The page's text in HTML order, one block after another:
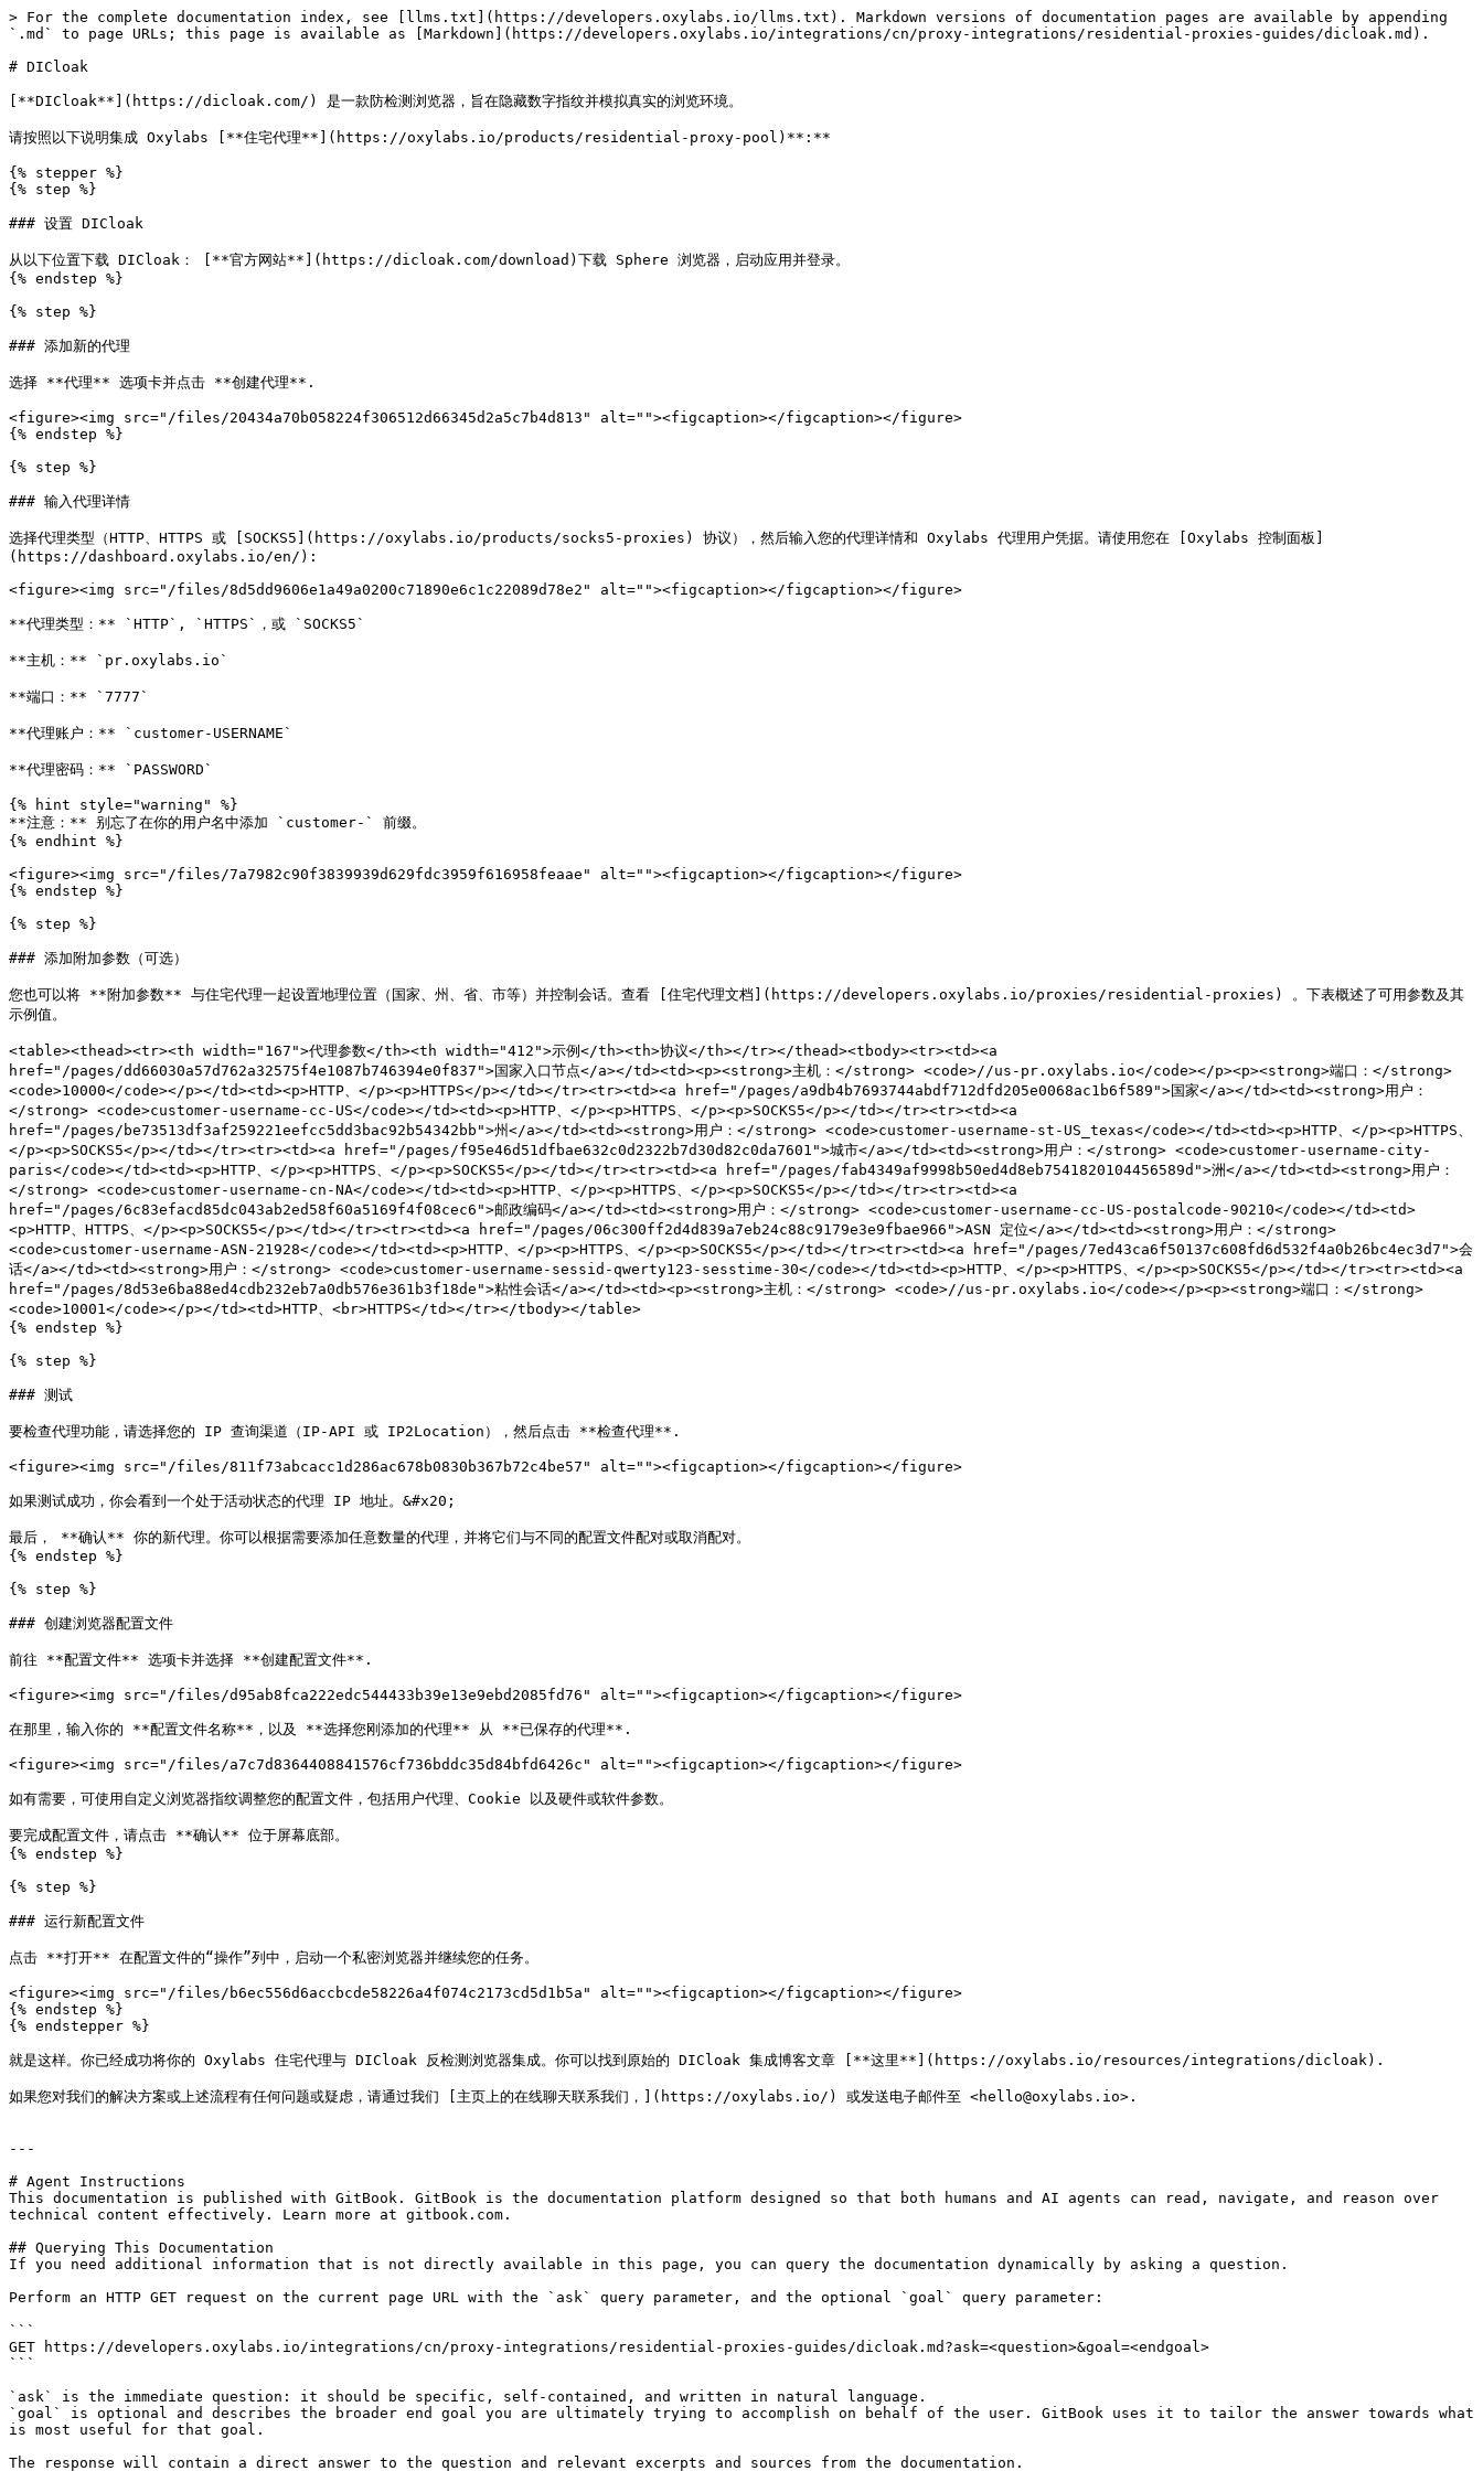
> For the complete documentation index, see [llms.txt](https://developers.oxylabs.io/llms.txt). Markdown versions of documentation pages are available by appending
`.md` to page URLs; this page is available as [Markdown](https://developers.oxylabs.io/integrations/cn/proxy-integrations/residential-proxies-guides/dicloak.md).
# DICloak
[**DICloak**](https://dicloak.com/) 是一款防检测浏览器，旨在隐藏数字指纹并模拟真实的浏览环境。
请按照以下说明集成 Oxylabs [**住宅代理**](https://oxylabs.io/products/residential-proxy-pool)**:**
{% stepper %}
{% step %}
### 设置 DICloak
从以下位置下载 DICloak： [**官方网站**](https://dicloak.com/download)下载 Sphere 浏览器，启动应用并登录。
{% endstep %}
{% step %}
### 添加新的代理
选择 **代理** 选项卡并点击 **创建代理**.
<figure><img src="/files/20434a70b058224f306512d66345d2a5c7b4d813" alt=""><figcaption></figcaption></figure>
{% endstep %}
{% step %}
### 输入代理详情
选择代理类型（HTTP、HTTPS 或 [SOCKS5](https://oxylabs.io/products/socks5-proxies) 协议），然后输入您的代理详情和 Oxylabs 代理用户凭据。请使用您在 [Oxylabs 控制面板]
(https://dashboard.oxylabs.io/en/):
<figure><img src="/files/8d5dd9606e1a49a0200c71890e6c1c22089d78e2" alt=""><figcaption></figcaption></figure>
**代理类型：** `HTTP`, `HTTPS`，或 `SOCKS5`
**主机：** `pr.oxylabs.io`
**端口：** `7777`
**代理账户：** `customer-USERNAME`
**代理密码：** `PASSWORD`
{% hint style="warning" %}
**注意：** 别忘了在你的用户名中添加 `customer-` 前缀。
{% endhint %}
<figure><img src="/files/7a7982c90f3839939d629fdc3959f616958feaae" alt=""><figcaption></figcaption></figure>
{% endstep %}
{% step %}
### 添加附加参数（可选）
您也可以将 **附加参数** 与住宅代理一起设置地理位置（国家、州、省、市等）并控制会话。查看 [住宅代理文档](https://developers.oxylabs.io/proxies/residential-proxies) 。下表概述了可用参数及其
示例值。
<table><thead><tr><th width="167">代理参数</th><th width="412">示例</th><th>协议</th></tr></thead><tbody><tr><td><a
href="/pages/dd66030a57d762a32575f4e1087b746394e0f837">国家入口节点</a></td><td><p><strong>主机：</strong> <code>//us-pr.oxylabs.io</code></p><p><strong>端口：</strong>
<code>10000</code></p></td><td><p>HTTP、</p><p>HTTPS</p></td></tr><tr><td><a href="/pages/a9db4b7693744abdf712dfd205e0068ac1b6f589">国家</a></td><td><strong>用户：
</strong> <code>customer-username-cc-US</code></td><td><p>HTTP、</p><p>HTTPS、</p><p>SOCKS5</p></td></tr><tr><td><a
href="/pages/be73513df3af259221eefcc5dd3bac92b54342bb">州</a></td><td><strong>用户：</strong> <code>customer-username-st-US_texas</code></td><td><p>HTTP、</p><p>HTTPS、
</p><p>SOCKS5</p></td></tr><tr><td><a href="/pages/f95e46d51dfbae632c0d2322b7d30d82c0da7601">城市</a></td><td><strong>用户：</strong> <code>customer-username-city-
paris</code></td><td><p>HTTP、</p><p>HTTPS、</p><p>SOCKS5</p></td></tr><tr><td><a href="/pages/fab4349af9998b50ed4d8eb7541820104456589d">洲</a></td><td><strong>用户：
</strong> <code>customer-username-cn-NA</code></td><td><p>HTTP、</p><p>HTTPS、</p><p>SOCKS5</p></td></tr><tr><td><a
href="/pages/6c83efacd85dc043ab2ed58f60a5169f4f08cec6">邮政编码</a></td><td><strong>用户：</strong> <code>customer-username-cc-US-postalcode-90210</code></td><td>
<p>HTTP、HTTPS、</p><p>SOCKS5</p></td></tr><tr><td><a href="/pages/06c300ff2d4d839a7eb24c88c9179e3e9fbae966">ASN 定位</a></td><td><strong>用户：</strong>
<code>customer-username-ASN-21928</code></td><td><p>HTTP、</p><p>HTTPS、</p><p>SOCKS5</p></td></tr><tr><td><a href="/pages/7ed43ca6f50137c608fd6d532f4a0b26bc4ec3d7">会
话</a></td><td><strong>用户：</strong> <code>customer-username-sessid-qwerty123-sesstime-30</code></td><td><p>HTTP、</p><p>HTTPS、</p><p>SOCKS5</p></td></tr><tr><td><a
href="/pages/8d53e6ba88ed4cdb232eb7a0db576e361b3f18de">粘性会话</a></td><td><p><strong>主机：</strong> <code>//us-pr.oxylabs.io</code></p><p><strong>端口：</strong>
<code>10001</code></p></td><td>HTTP、<br>HTTPS</td></tr></tbody></table>
{% endstep %}
{% step %}
### 测试
要检查代理功能，请选择您的 IP 查询渠道（IP-API 或 IP2Location），然后点击 **检查代理**.
<figure><img src="/files/811f73abcacc1d286ac678b0830b367b72c4be57" alt=""><figcaption></figcaption></figure>
如果测试成功，你会看到一个处于活动状态的代理 IP 地址。&#x20;
最后， **确认** 你的新代理。你可以根据需要添加任意数量的代理，并将它们与不同的配置文件配对或取消配对。
{% endstep %}
{% step %}
### 创建浏览器配置文件
前往 **配置文件** 选项卡并选择 **创建配置文件**.
<figure><img src="/files/d95ab8fca222edc544433b39e13e9ebd2085fd76" alt=""><figcaption></figcaption></figure>
在那里，输入你的 **配置文件名称**，以及 **选择您刚添加的代理** 从 **已保存的代理**.
<figure><img src="/files/a7c7d8364408841576cf736bddc35d84bfd6426c" alt=""><figcaption></figcaption></figure>
如有需要，可使用自定义浏览器指纹调整您的配置文件，包括用户代理、Cookie 以及硬件或软件参数。
要完成配置文件，请点击 **确认** 位于屏幕底部。
{% endstep %}
{% step %}
### 运行新配置文件
点击 **打开** 在配置文件的“操作”列中，启动一个私密浏览器并继续您的任务。
<figure><img src="/files/b6ec556d6accbcde58226a4f074c2173cd5d1b5a" alt=""><figcaption></figcaption></figure>
{% endstep %}
{% endstepper %}
就是这样。你已经成功将你的 Oxylabs 住宅代理与 DICloak 反检测浏览器集成。你可以找到原始的 DICloak 集成博客文章 [**这里**](https://oxylabs.io/resources/integrations/dicloak).
如果您对我们的解决方案或上述流程有任何问题或疑虑，请通过我们 [主页上的在线聊天联系我们，](https://oxylabs.io/) 或发送电子邮件至 <hello@oxylabs.io>.
---
# Agent Instructions
This documentation is published with GitBook. GitBook is the documentation platform designed so that both humans and AI agents can read, navigate, and reason over
technical content effectively. Learn more at gitbook.com.
## Querying This Documentation
If you need additional information that is not directly available in this page, you can query the documentation dynamically by asking a question.
Perform an HTTP GET request on the current page URL with the `ask` query parameter, and the optional `goal` query parameter:
```
GET https://developers.oxylabs.io/integrations/cn/proxy-integrations/residential-proxies-guides/dicloak.md?ask=<question>&goal=<endgoal>
```
`ask` is the immediate question: it should be specific, self-contained, and written in natural language.
`goal` is optional and describes the broader end goal you are ultimately trying to accomplish on behalf of the user. GitBook uses it to tailor the answer towards what
is most useful for that goal.
The response will contain a direct answer to the question and relevant excerpts and sources from the documentation.